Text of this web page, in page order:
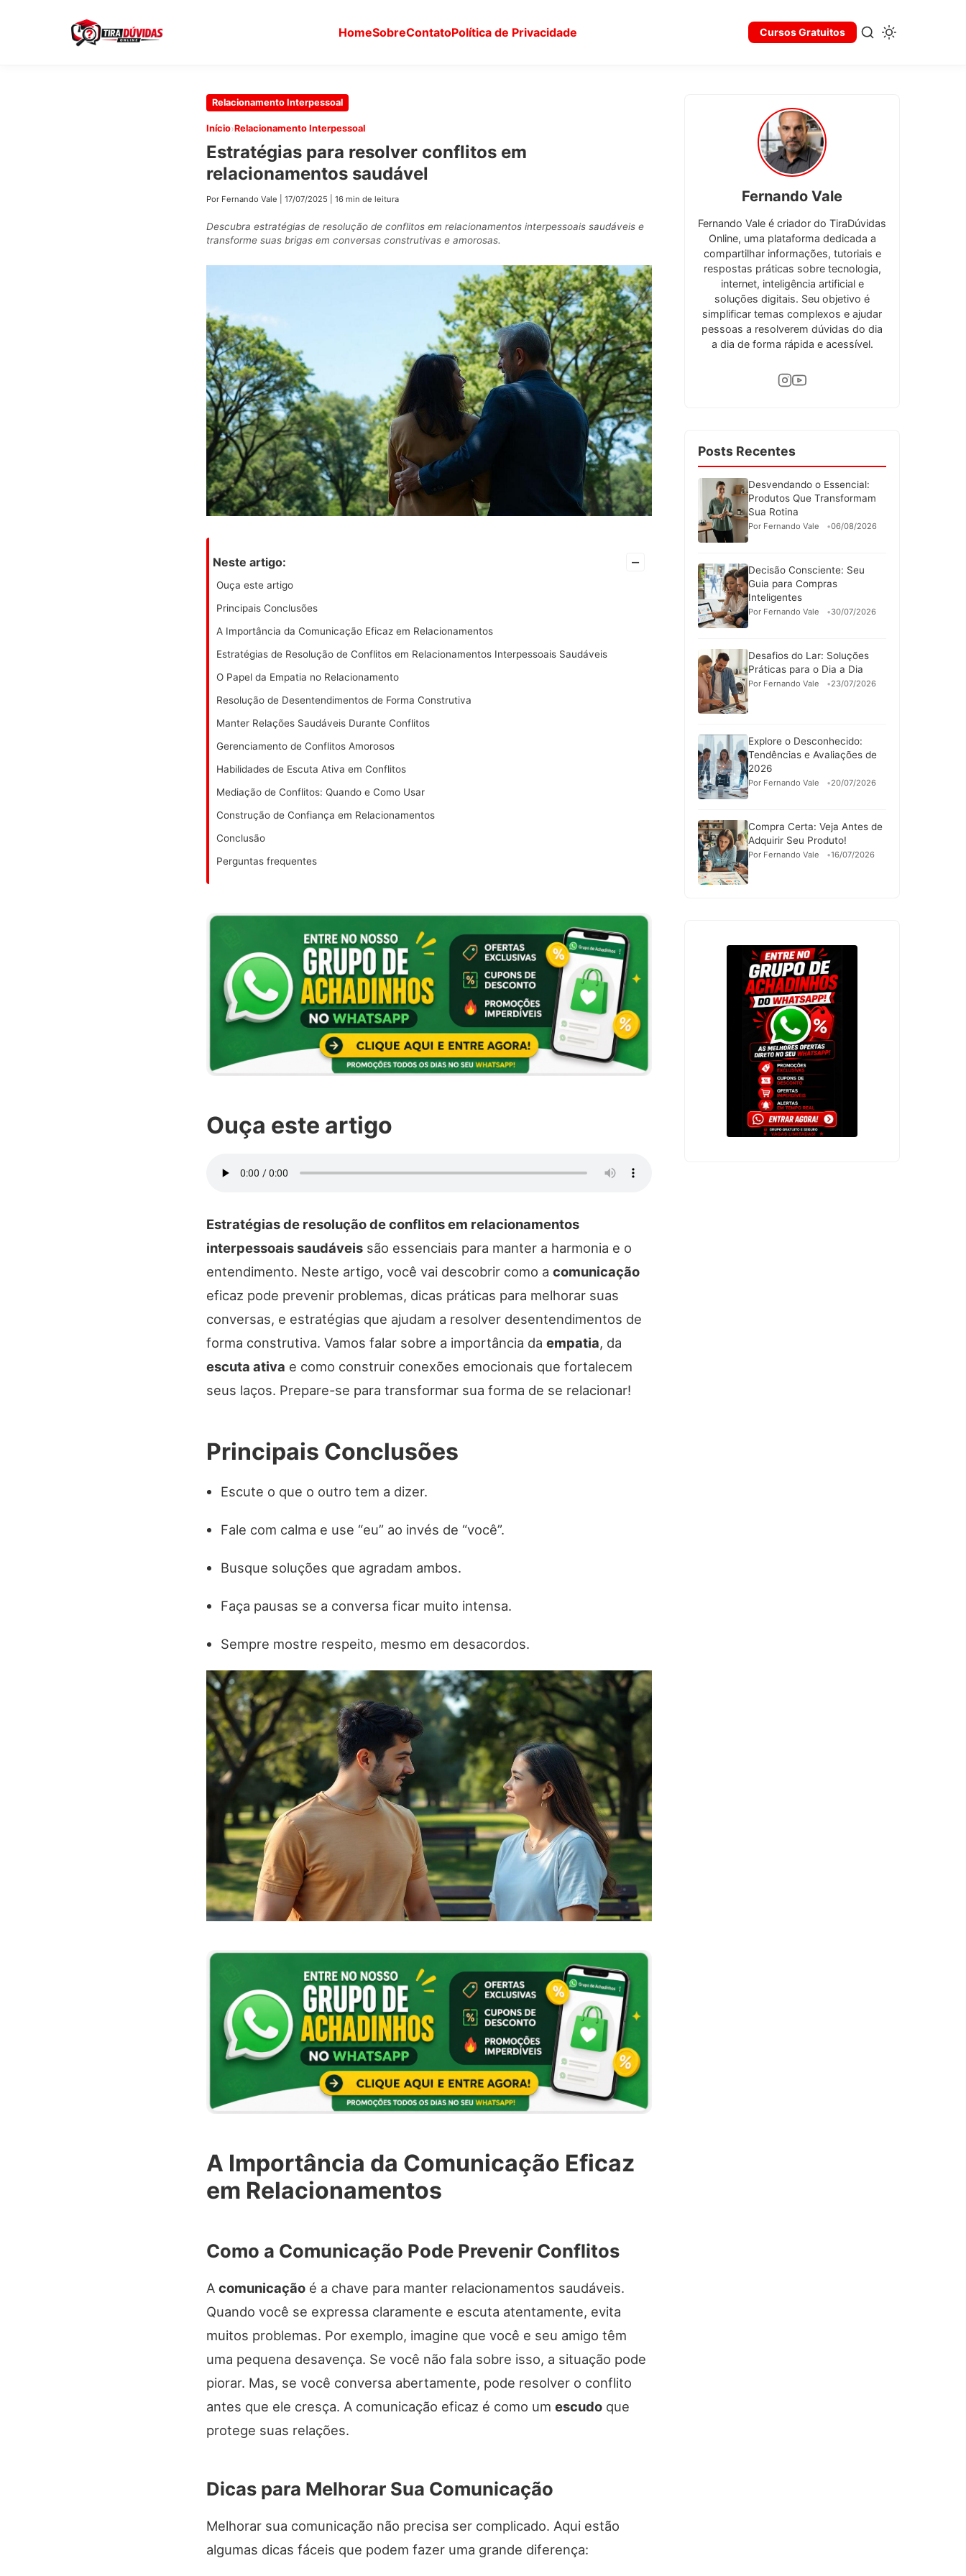
HomeSobreContatoPolítica de Privacidade Cursos Gratuitos
Relacionamento Interpessoal
Início›Relacionamento Interpessoal
Estratégias para resolver conflitos em
relacionamentos saudável
Por Fernando Vale 17/07/2025 16 min de leitura
Descubra estratégias de resolução de conflitos em relacionamentos interpessoais saudáveis e
transforme suas brigas em conversas construtivas e amorosas.
Neste artigo: –
Ouça este artigo
Principais Conclusões
A Importância da Comunicação Eficaz em Relacionamentos
Estratégias de Resolução de Conflitos em Relacionamentos Interpessoais Saudáveis
O Papel da Empatia no Relacionamento
Resolução de Desentendimentos de Forma Construtiva
Manter Relações Saudáveis Durante Conflitos
Gerenciamento de Conflitos Amorosos
Habilidades de Escuta Ativa em Conflitos
Mediação de Conflitos: Quando e Como Usar
Construção de Confiança em Relacionamentos
Conclusão
Perguntas frequentes
Ouça este artigo
Estratégias de resolução de conflitos em relacionamentos
interpessoais saudáveis são essenciais para manter a harmonia e o
entendimento. Neste artigo, você vai descobrir como a comunicação
eficaz pode prevenir problemas, dicas práticas para melhorar suas
conversas, e estratégias que ajudam a resolver desentendimentos de
forma construtiva. Vamos falar sobre a importância da empatia, da
escuta ativa e como construir conexões emocionais que fortalecem
seus laços. Prepare-se para transformar sua forma de se relacionar!
Principais Conclusões
Escute o que o outro tem a dizer.
Fale com calma e use “eu” ao invés de “você”.
Busque soluções que agradam ambos.
Faça pausas se a conversa ficar muito intensa.
Sempre mostre respeito, mesmo em desacordos.
A Importância da Comunicação Eficaz
em Relacionamentos
Como a Comunicação Pode Prevenir Conflitos
A comunicação é a chave para manter relacionamentos saudáveis.
Quando você se expressa claramente e escuta atentamente, evita
muitos problemas. Por exemplo, imagine que você e seu amigo têm
uma pequena desavença. Se você não fala sobre isso, a situação pode
piorar. Mas, se você conversa abertamente, pode resolver o conflito
antes que ele cresça. A comunicação eficaz é como um escudo que
protege suas relações.
Dicas para Melhorar Sua Comunicação
Melhorar sua comunicação não precisa ser complicado. Aqui estão
algumas dicas fáceis que podem fazer uma grande diferença:
Fernando Vale
Fernando Vale é criador do TiraDúvidas
Online, uma plataforma dedicada a
compartilhar informações, tutoriais e
respostas práticas sobre tecnologia,
internet, inteligência artificial e
soluções digitais. Seu objetivo é
simplificar temas complexos e ajudar
pessoas a resolverem dúvidas do dia
a dia de forma rápida e acessível.
Posts Recentes
Desvendando o Essencial:
Produtos Que Transformam
Sua Rotina
Por Fernando Vale 06/08/2026
Decisão Consciente: Seu
Guia para Compras
Inteligentes
Por Fernando Vale 30/07/2026
Desafios do Lar: Soluções
Práticas para o Dia a Dia
Por Fernando Vale 23/07/2026
Explore o Desconhecido:
Tendências e Avaliações de
2026
Por Fernando Vale 20/07/2026
Compra Certa: Veja Antes de
Adquirir Seu Produto!
Por Fernando Vale 16/07/2026